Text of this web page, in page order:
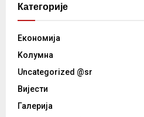
Категорије
Eкономија
Kолумнa
Uncategorized @sr
Вијести
Галерија